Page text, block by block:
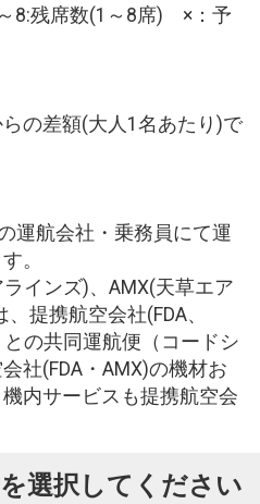
8:残席数(1～8席) ×：予
の差額(大人1名あたり)で
運航会社・乗務員にて運
。
ラインズ)、AMX(天草エア
提携航空会社(FDA、
の共同運航便（コードシ
社(FDA・AMX)の機材お
内サービスも提携航空会
選択してください